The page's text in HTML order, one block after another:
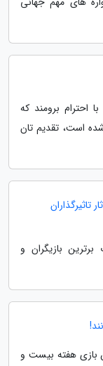
احترام برومند که
است، تقدیم تان
بازیگران و
بازی هفته بیست و